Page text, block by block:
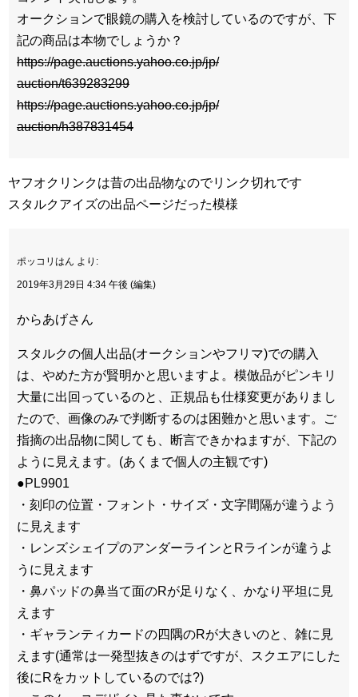
オークションで眼鏡の購入を検討しているのですが、下
記の商品は本物でしょうか？
https://page.auctions.yahoo.co.jp/jp/
auction/t639283299
https://page.auctions.yahoo.co.jp/jp/
auction/h387831454
ヤフオクリンクは昔の出品物なのでリンク切れです
スタルクアイズの出品ページだった模様
ポッコリはん より:
2019年3月29日 4:34 午後 (編集)
からあげさん
スタルクの個人出品(オークションやフリマ)での購入
は、やめた方が賢明かと思いますよ。模倣品がピンキリ
大量に出回っているのと、正規品も仕様変更がありまし
たので、画像のみで判断するのは困難かと思います。ご
指摘の出品物に関しても、断言できかねますが、下記の
ように見えます。(あくまで個人の主観です)
●PL9901
・刻印の位置・フォント・サイズ・文字間隔が違うよう
に見えます
・レンズシェイプのアンダーラインとRラインが違うよ
うに見えます
・鼻パッドの鼻当て面のRが足りなく、かなり平坦に見
えます
・ギャランティカードの四隅のRが大きいのと、雑に見
えます(通常は一発型抜きのはずですが、スクエアにした
後にRをカットしているのでは?)